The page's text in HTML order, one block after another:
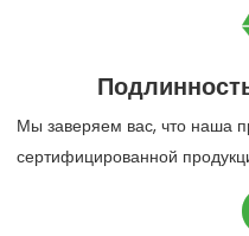
Мы заверяем вас, что наша
сертифицированной